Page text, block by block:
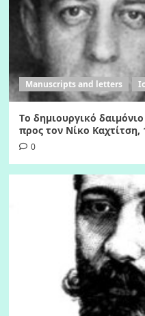
Manuscripts and letters
Tο δημιουργικό
προς τον Νίκο Καχτίτση,
0